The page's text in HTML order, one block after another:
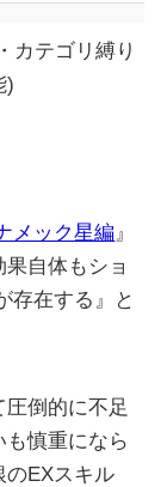
カテゴリ縛り
)
メック星編 』
自体もショ
存在する』と
倒的に不足
慎重になら
のEXスキル